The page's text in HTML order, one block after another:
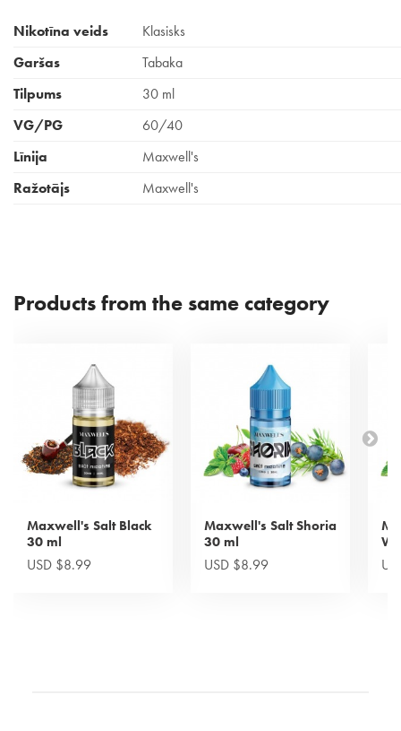
Nikotīna veids
Klasisks
Garšas
Tabaka
Tilpums
30 ml
VG/PG
60/40
Līnija
Maxwell's
Ražotājs
Maxwell's
Products from the same category
Maxwell's Salt Black
30 ml
USD $8.99
Maxwell's Salt Shoria
30 ml
USD $8.99